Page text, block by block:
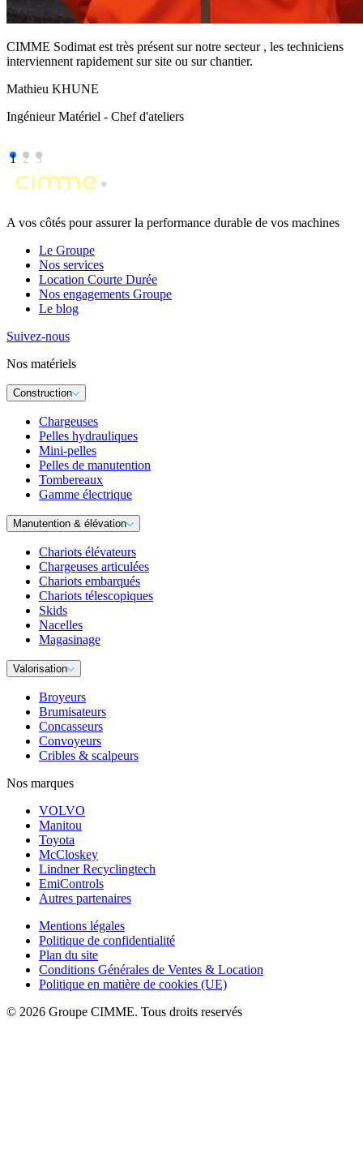
CIMME Sodimat est très présent sur notre secteur , les techniciens
interviennent rapidement sur site ou sur chantier.
Mathieu KHUNE
Ingénieur Matériel - Chef d'ateliers
1 2 3
A vos côtés pour assurer la performance durable de vos machines
Le Groupe
Nos services
Location Courte Durée
Nos engagements Groupe
Le blog
Suivez-nous
Nos matériels
Construction
Chargeuses
Pelles hydrauliques
Mini-pelles
Pelles de manutention
Tombereaux
Gamme électrique
Manutention & élévation
Chariots élévateurs
Chargeuses articulées
Chariots embarqués
Chariots télescopiques
Skids
Nacelles
Magasinage
Valorisation
Broyeurs
Brumisateurs
Concasseurs
Convoyeurs
Cribles & scalpeurs
Nos marques
VOLVO
Manitou
Toyota
McCloskey
Lindner Recyclingtech
EmiControls
Autres partenaires
Mentions légales
Politique de confidentialité
Plan du site
Conditions Générales de Ventes & Location
Politique en matière de cookies (UE)
© 2026 Groupe CIMME. Tous droits reservés